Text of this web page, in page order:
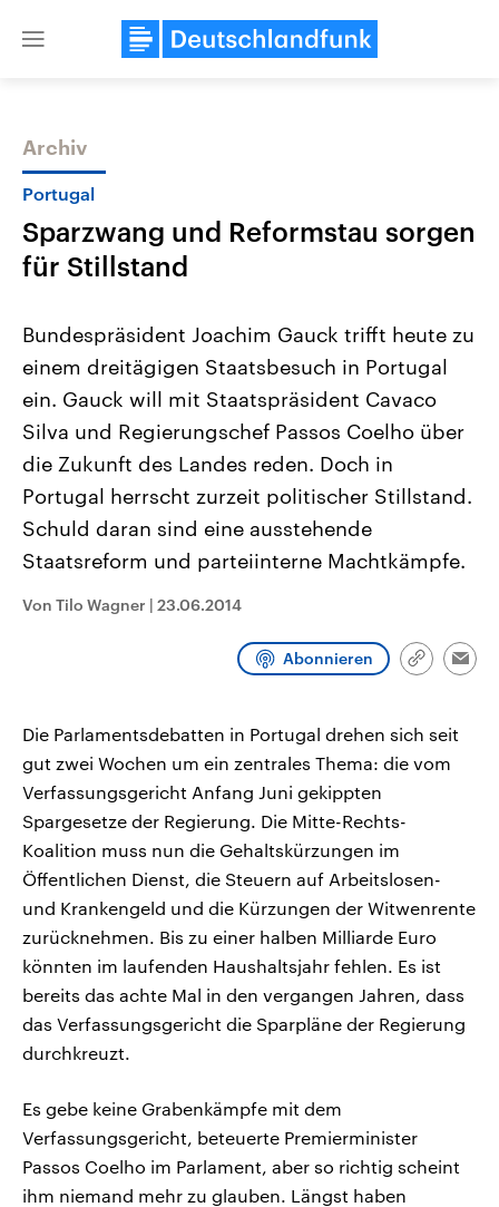
Close
Themen
Landtagswahl Sachsen-Anhalt
2026
Alle Informationen
Sachsen-Anhalt wählt am 6.
September 2026 einen neuen
Landtag. Seit 2021 wird das
Bundesland von einer Koalition aus
CDU, SPD und FDP regiert.-
Umfragen, Prognosen,
Wahlprogramme, aktuelle Berichte
und Hintergründe zu den Parteien
Wahl.
USA
Aktuelle Beiträge,
Hintergründe
Wirtschaftlich und
gehören die Vereinigten
den mächtigsten Ländern
mit großem Einfluss auf
Sendungen Programm Podcasts
Archiv
Portugal
Sparzwang und Reformstau sorgen
für Stillstand
Bundespräsident Joachim Gauck trifft heute zu
einem dreitägigen Staatsbesuch in Portugal
ein. Gauck will mit Staatspräsident Cavaco
Silva und Regierungschef Passos Coelho über
die Zukunft des Landes reden. Doch in
Portugal herrscht zurzeit politischer Stillstand.
Schuld daran sind eine ausstehende
Staatsreform und parteiinterne Machtkämpfe.
Von Tilo Wagner | 23.06.2014
Abonnieren
Link
Die Parlamentsdebatten in Portugal drehen sich seit
gut zwei Wochen um ein zentrales Thema: die vom
Verfassungsgericht Anfang Juni gekippten
Spargesetze der Regierung. Die Mitte-Rechts-
Koalition muss nun die Gehaltskürzungen im
Öffentlichen Dienst, die Steuern auf Arbeitslosen-
und Krankengeld und die Kürzungen der Witwenrente
zurücknehmen. Bis zu einer halben Milliarde Euro
könnten im laufenden Haushaltsjahr fehlen. Es ist
bereits das achte Mal in den vergangen Jahren, dass
das Verfassungsgericht die Sparpläne der Regierung
durchkreuzt.
Es gebe keine Grabenkämpfe mit dem
Verfassungsgericht, beteuerte Premierminister
Passos Coelho im Parlament, aber so richtig scheint
ihm niemand mehr zu glauben. Längst haben